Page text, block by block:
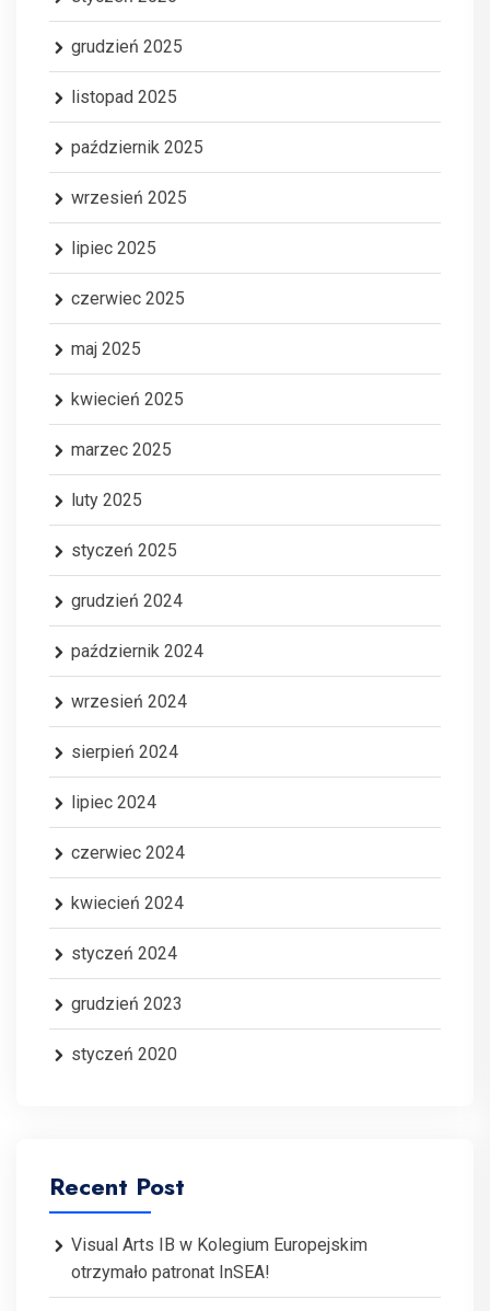
grudzień 2025
listopad 2025
październik 2025
wrzesień 2025
lipiec 2025
czerwiec 2025
maj 2025
kwiecień 2025
marzec 2025
luty 2025
styczeń 2025
grudzień 2024
październik 2024
wrzesień 2024
sierpień 2024
lipiec 2024
czerwiec 2024
kwiecień 2024
styczeń 2024
grudzień 2023
styczeń 2020
Recent Post
Visual Arts IB w Kolegium Europejskim
otrzymało patronat InSEA!